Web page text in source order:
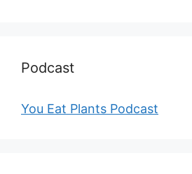
Podcast
You Eat Plants Podcast